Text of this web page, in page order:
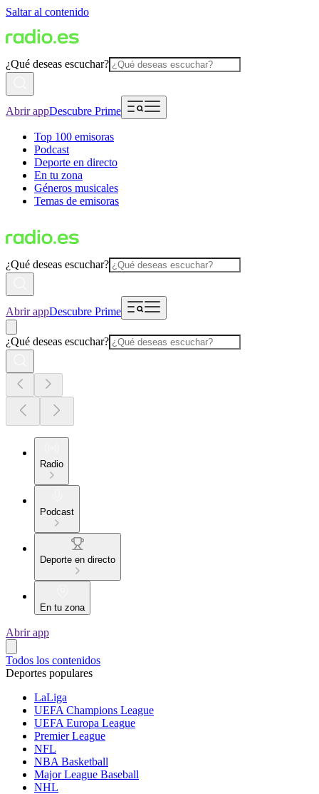
Saltar al contenido
¿Qué deseas escuchar?
Abrir appDescubre Prime
Top 100 emisoras
Podcast
Deporte en directo
En tu zona
Géneros musicales
Temas de emisoras
¿Qué deseas escuchar?
Abrir appDescubre Prime
¿Qué deseas escuchar?
Radio
Podcast
Deporte en directo
En tu zona
Abrir app
Todos los contenidos
Deportes populares
LaLiga
UEFA Champions League
UEFA Europa League
Premier League
NFL
NBA Basketball
Major League Baseball
NHL